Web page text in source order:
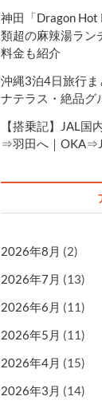
神田「Dragon
類超の麻辣湯ラン
料金も紹介
沖縄3泊4日旅行
ナテラス・絶品グ
【搭乗記】JAL国
⇒羽田へ｜
2026年8月 (2)
2026年7月 (13)
2026年6月 (11)
2026年5月 (11)
2026年4月 (15)
2026年3月 (14)